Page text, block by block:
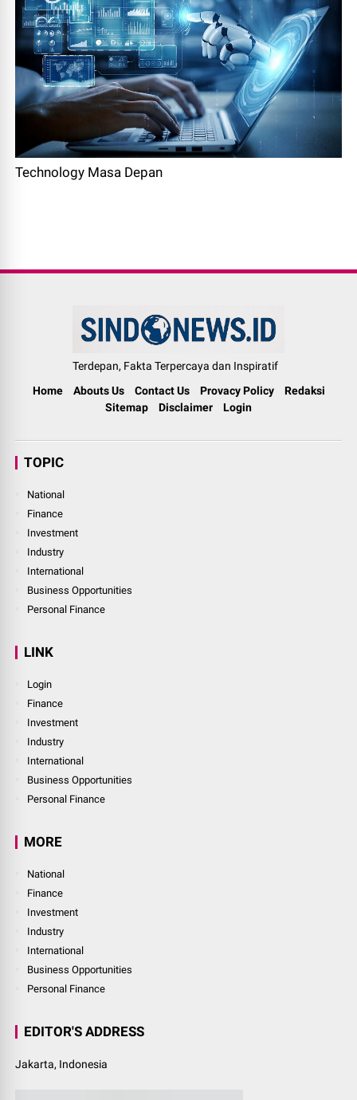
Technology Masa Depan
Terdepan, Fakta Terpercaya dan Inspiratif
Home
Abouts Us Contact Us Provacy Policy
Redaksi
Sitemap
Disclaimer Login
TOPIC
National
Finance
Investment
Industry
International
Business Opportunities
Personal Finance
LINK
Login
Finance
Investment
Industry
International
Business Opportunities
Personal Finance
MORE
National
Finance
Investment
Industry
International
Business Opportunities
Personal Finance
EDITOR'S ADDRESS
Jakarta, Indonesia